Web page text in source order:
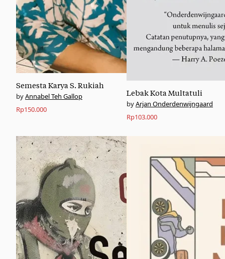
Semesta Karya S. Rukiah
Annabel Teh Gallop
Rp150.000
Lebak Kota Multatuli
Arjan Onderdenwijngaard
Rp103.000